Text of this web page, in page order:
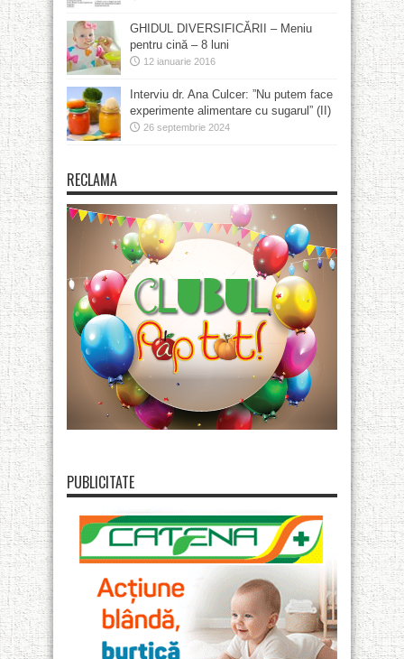
GHIDUL DIVERSIFICĂRII – Meniu
pentru cină – 8 luni
12 ianuarie 2016
Interviu dr. Ana Culcer: ”Nu putem face
experimente alimentare cu sugarul” (II)
26 septembrie 2024
RECLAMA
PUBLICITATE